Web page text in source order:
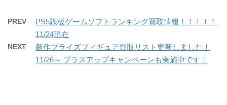
PREV
PS5鉄板ゲームソフトランキング買取情報！！！！！
11/24現在
NEXT
新作プライズフィギュア買取リスト更新しました！
11/26～ プラスアップキャンペーンも実施中です！